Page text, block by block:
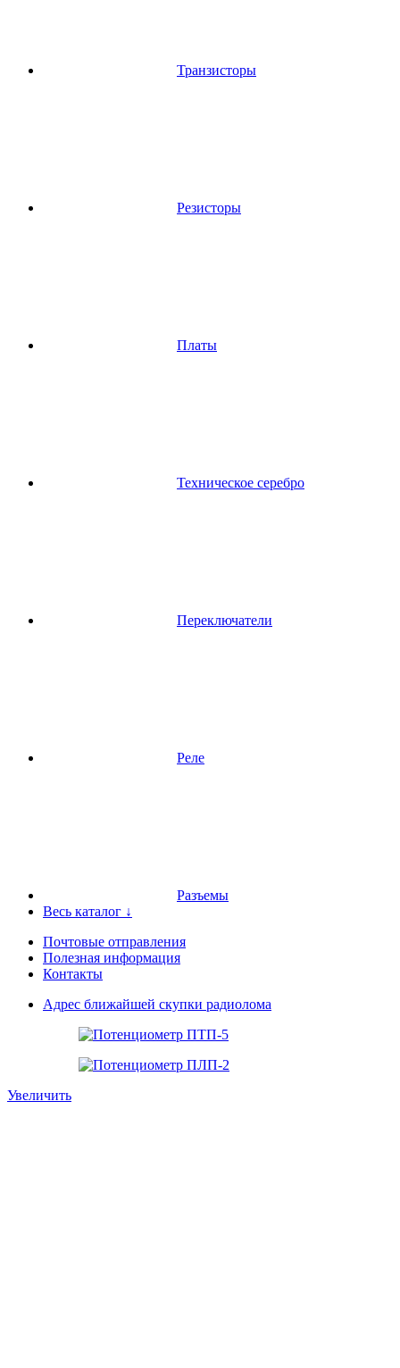
Транзисторы
Резисторы
Платы
Техническое серебро
Переключатели
Реле
Разъемы
Весь каталог ↓
Почтовые отправления
Полезная информация
Контакты
Адрес ближайшей скупки радиолома
Увеличить